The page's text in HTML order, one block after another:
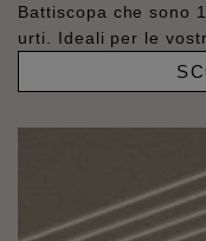
Battiscopa che sono
urti. Ideali per le